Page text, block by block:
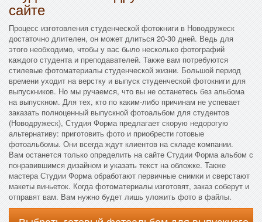
сайте
Процесс изготовления студенческой фотокниги в Новодружеск
достаточно длителен, он может длиться 20-30 дней. Ведь для
этого необходимо, чтобы у вас было несколько фотографий
каждого студента и преподавателей. Также вам потребуются
стилевые фотоматериалы студенческой жизни. Большой период
времени уходит на верстку и выпуск студенческой фотокниги для
выпускников. Но мы ручаемся, что вы не останетесь без альбома
на выпускном. Для тех, кто по каким-либо причинам не успевает
заказать полноценный выпускной фотоальбом для студентов
(Новодружеск), Студия Форма предлагает скорую недорогую
альтернативу: приготовить фото и приобрести готовые
фотоальбомы. Они всегда ждут клиентов на складе компании.
Вам останется только определить на сайте Студии Форма альбом с
понравившимся дизайном и указать текст на обложке. Также
мастера Студии Форма обработают первичные снимки и сверстают
макеты виньеток. Когда фотоматериалы изготовят, заказ соберут и
отправят вам. Вам нужно будет лишь уложить фото в файлы.